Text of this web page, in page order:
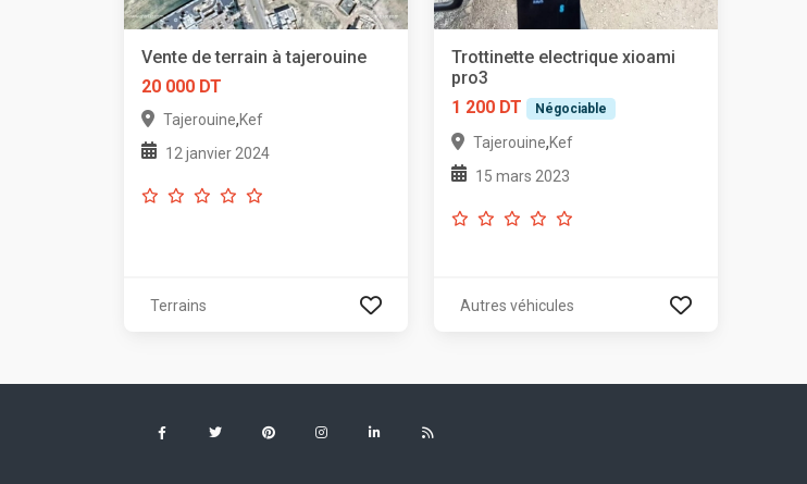
Vente de terrain à tajerouine
20 000 DT
Tajerouine,Kef
12 janvier 2024
Terrains
Trottinette electrique xioami
pro3
1 200 DT
Négociable
Tajerouine,Kef
15 mars 2023
Autres véhicules